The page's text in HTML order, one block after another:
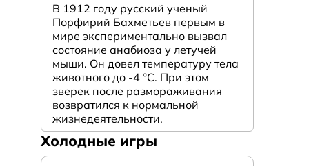
В 1912 году русский ученый
Порфирий Бахметьев первым в
мире экспериментально вызвал
состояние анабиоза у летучей
мыши. Он довел температуру тела
животного до -4 °C. При этом
зверек после размораживания
возвратился к нормальной
жизнедеятельности.
Холодные игры